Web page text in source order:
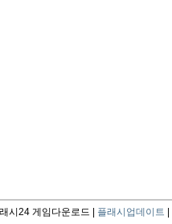
시24 게임다운로드 | 플래시업데이트